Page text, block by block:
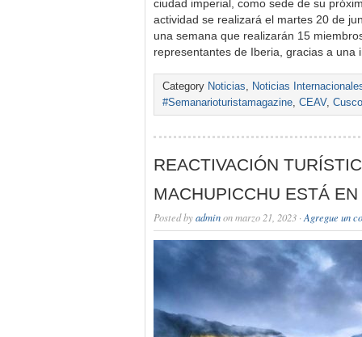
ciudad imperial, como sede de su
actividad se realizará el martes 20 de
una semana que realizarán 15
representantes de Iberia, gracias a
Category Noticias, Noticias
#Semanarioturistamagazine, CEAV, Cusco
REACTIVACIÓN
MACHUPICCHU ESTÁ
Posted byadminon marzo 21, 2023 · Agregue un